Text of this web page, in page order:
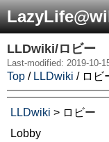
LLDwiki/ロビー
Last-modified: 2019-10-
Top / LLDwiki / ロビ
LLDwiki > ロビー
Lobby